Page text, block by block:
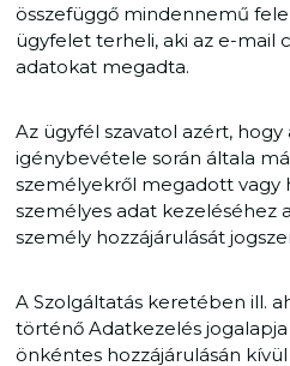
összefüggő mindennemű
ügyfelet terheli, aki az e-mail
adatokat megadta.
Az ügyfél szavatol azért, hogy
igénybevétele során általa
személyekről megadott vagy
személyes adat kezeléséhez
személy hozzájárulását
A Szolgáltatás keretében ill.
történő Adatkezelés
önkéntes hozzájárulásán